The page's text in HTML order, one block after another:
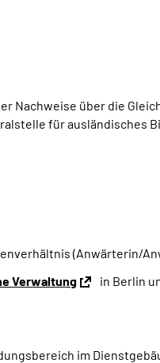
Nachweise über die
für ausländisches
(Anwärterin/
Verwaltung
in Berlin
im